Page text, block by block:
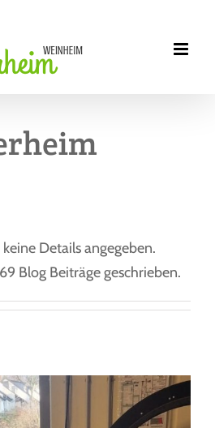
Details angegeben.
Blog Beiträge geschrieben.